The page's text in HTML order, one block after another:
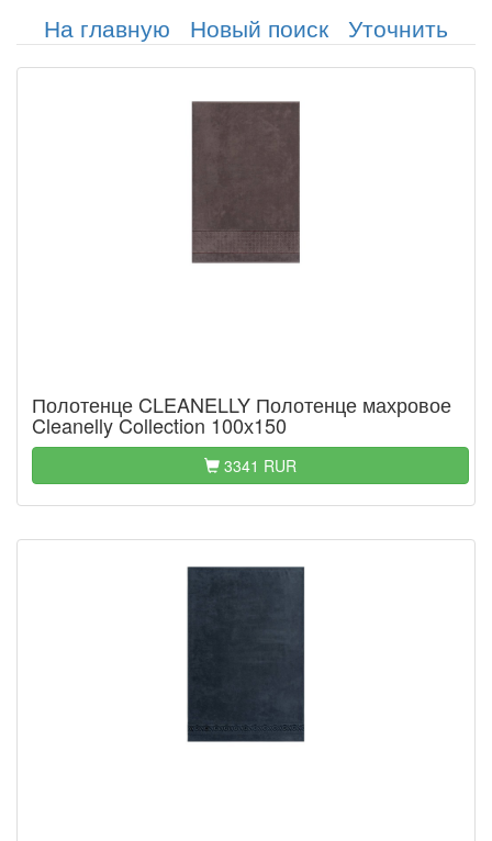
На главную Новый поиск Уточнить
Полотенце CLEANELLY Полотенце махровое
Cleanelly Collection 100х150
3341 RUR